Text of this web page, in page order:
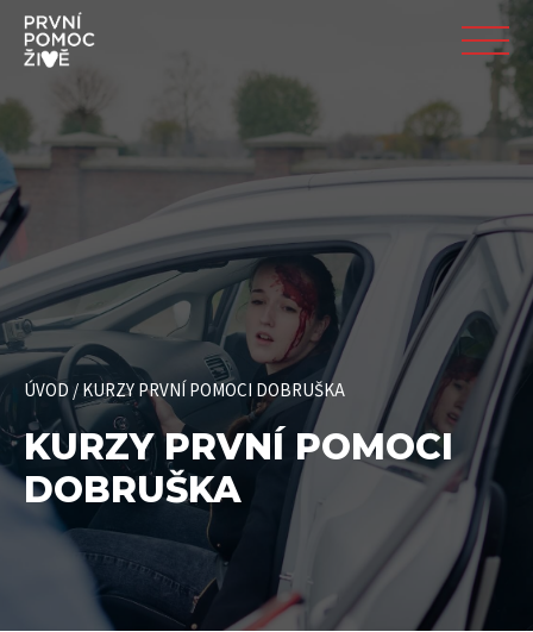
ÚVOD/KURZY PRVNÍ POMOCI DOBRUŠKA
KURZY PRVNÍ POMOCI
DOBRUŠKA